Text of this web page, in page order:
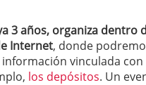
3 años, organiza dentro
Internet, donde
vinculada
los depósitos. Un